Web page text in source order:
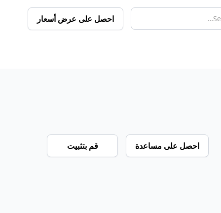
احصل على عرض أسعار
احصل على مساعدة قم بتثبيت